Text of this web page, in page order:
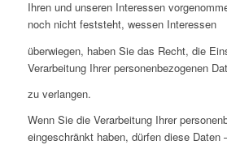
Ihren und unseren Interessen
noch nicht feststeht, wessen Interessen
überwiegen, haben Sie das Recht, die
Verarbeitung Ihrer personenbezogenen
zu verlangen.
Wenn Sie die Verarbeitung Ihrer
eingeschränkt haben, dürfen diese Daten